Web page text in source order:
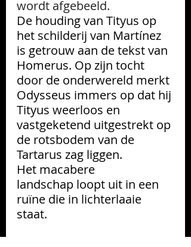
wordt afgebeeld.
De houding van Tityus op
het schilderij van Martínez
is getrouw aan de tekst van
Homerus. Op zijn tocht
door de onderwereld merkt
Odysseus immers op dat hij
Tityus weerloos en
vastgeketend uitgestrekt op
de rotsbodem van de
Tartarus zag liggen.
Het macabere
landschap loopt uit in een
ruïne die in lichterlaaie
staat.